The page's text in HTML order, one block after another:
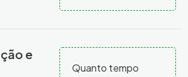
e
Quanto tempo